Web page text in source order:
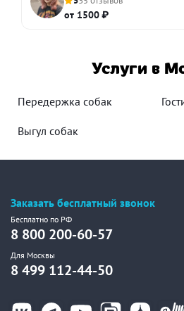
от 1500 ₽
Услуги в
Передержка собак
Выгул собак
Заказать бесплатный звонок
Бесплатно по РФ
8 800 200-60-57
Для Москвы
8 499 112-44-50